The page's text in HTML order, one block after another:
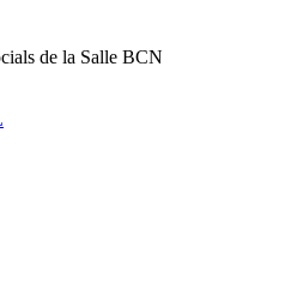
de la Salle BCN